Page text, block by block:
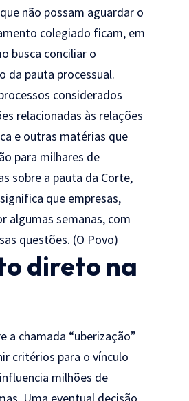
não possam aguardar o
colegiado ficam, em
busca conciliar o
da pauta processual.
considerados
relacionadas às relações
e outras matérias que
para milhares de
sobre a pauta da Corte,
que empresas,
algumas semanas, com
questões. (O Povo)
direto na
a chamada “uberização”
critérios para o vínculo
milhões de
Uma eventual decisão